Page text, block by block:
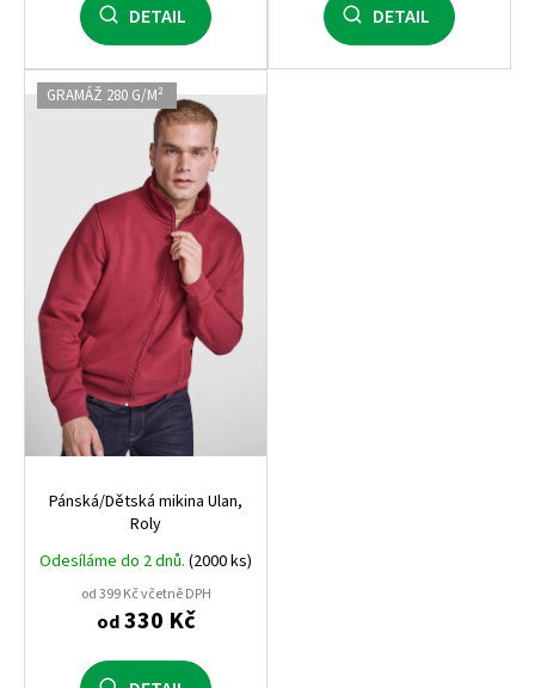
DETAIL DETAIL
GRAMÁŽ 280 G/M²
Pánská/Dětská mikina Ulan,
Roly
Odesíláme do 2 dnů. (2000 ks)
od 399 Kč včetně DPH
od330 Kč